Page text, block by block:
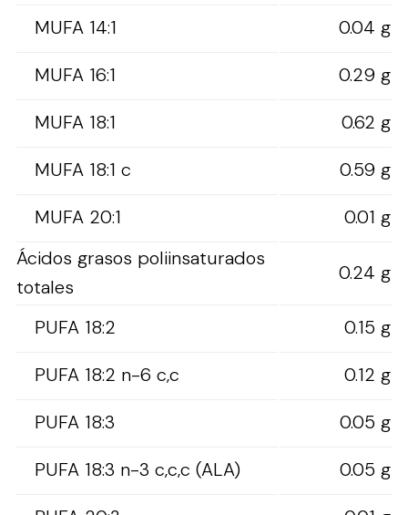
MUFA 14:1
0.04 g
MUFA 16:1
0.29 g
MUFA 18:1
0.62 g
MUFA 18:1 c
0.59 g
MUFA 20:1
0.01 g
Ácidos grasos poliinsaturados
totales
0.24 g
PUFA 18:2
0.15 g
PUFA 18:2 n-6 c,c
0.12 g
PUFA 18:3
0.05 g
PUFA 18:3 n-3 c,c,c (ALA)
0.05 g